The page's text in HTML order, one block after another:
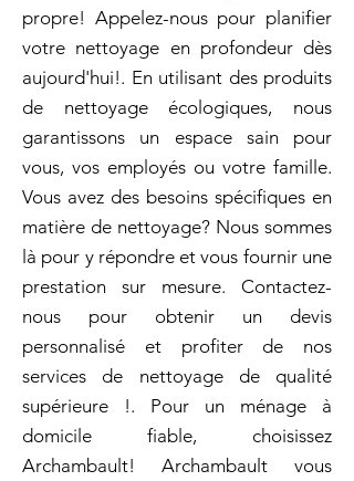
propre! Appelez-nous pour planifier
votre nettoyage en profondeur dès
aujourd'hui!. En utilisant des produits
de nettoyage écologiques, nous
garantissons un espace sain pour
vous, vos employés ou votre famille.
Vous avez des besoins spécifiques en
matière de nettoyage? Nous sommes
là pour y répondre et vous fournir une
prestation sur mesure. Contactez-
nous pour obtenir un devis
personnalisé et profiter de nos
services de nettoyage de qualité
supérieure !. Pour un ménage à
domicile fiable, choisissez
Archambault! Archambault vous